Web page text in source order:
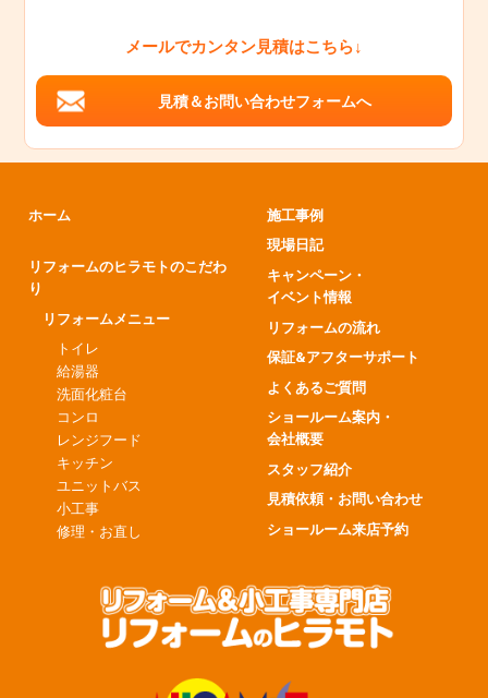
メールでカンタン見積はこちら↓
見積＆お問い合わせフォームへ
ホーム
リフォームのヒラモトのこだわ
り
リフォームメニュー
トイレ
給湯器
洗面化粧台
コンロ
レンジフード
キッチン
ユニットバス
小工事
修理・お直し
施工事例
現場日記
キャンペーン・
イベント情報
リフォームの流れ
保証&アフターサポート
よくあるご質問
ショールーム案内・
会社概要
スタッフ紹介
見積依頼・お問い合わせ
ショールーム来店予約